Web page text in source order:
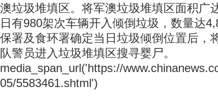
澳垃圾堆填区。将军澳垃圾堆填区面积广
日有980架次车辆开入倾倒垃圾，数量达
保署及食环署确定当日垃圾倾倒位置后，
队警员进入垃圾堆填区搜寻婴尸。
media_span_url('https://
05/5583461.shtml')